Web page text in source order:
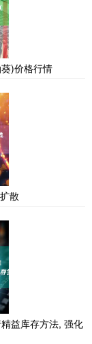
)价格行情
散
益库存方法, 强化